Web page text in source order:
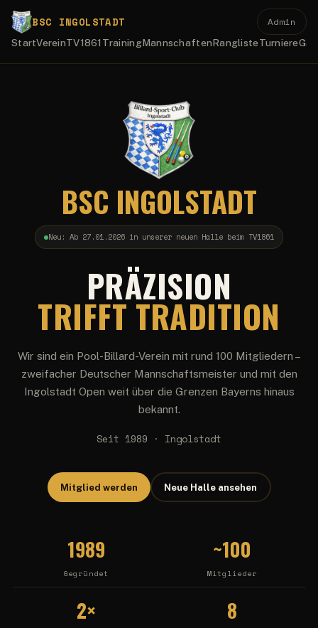
BSC INGOLSTADT
StartVereinTV1861 TrainingMannschaftenRanglisteTurniere
Admin
BSC INGOLSTADT
Neu: Ab 27.01.2026 in unserer neuen Halle beim TV1861
PRÄZISION
TRIFFT TRADITION
Wir sind ein Pool-Billard-Verein mit rund 100 Mitgliedern –
zweifacher Deutscher Mannschaftsmeister und mit den
Ingolstadt Open weit über die Grenzen Bayerns hinaus
bekannt.
Seit 1989 · Ingolstadt
Mitglied werden Neue Halle ansehen
1989
Gegründet
~100
Mitglieder
2× 8